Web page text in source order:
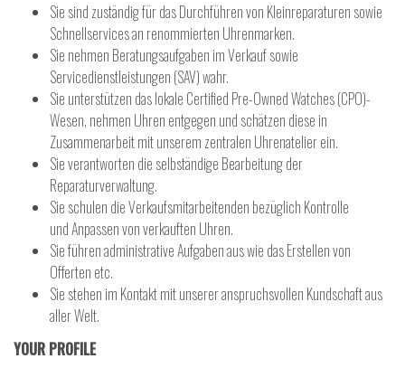
Sie sind zuständig für das Durchführen von Kleinreparaturen sowie
Schnellservices an renommierten Uhrenmarken.
Sie nehmen Beratungsaufgaben im Verkauf sowie
Servicedienstleistungen (SAV) wahr.
Sie unterstützen das lokale Certified Pre-Owned Watches (CPO)-
Wesen, nehmen Uhren entgegen und schätzen diese in
Zusammenarbeit mit unserem zentralen Uhrenatelier ein.
Sie verantworten die selbständige Bearbeitung der
Reparaturverwaltung.
Sie schulen die Verkaufsmitarbeitenden bezüglich Kontrolle
und Anpassen von verkauften Uhren.
Sie führen administrative Aufgaben aus wie das Erstellen von
Offerten etc.
Sie stehen im Kontakt mit unserer anspruchsvollen Kundschaft aus
aller Welt.
YOUR PROFILE